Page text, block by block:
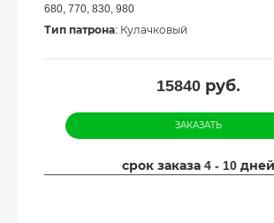
680, 770, 830, 980
Тип патрона: Кулачковый
15840руб.
ЗАКАЗАТЬ
срок заказа 4 - 10 дней